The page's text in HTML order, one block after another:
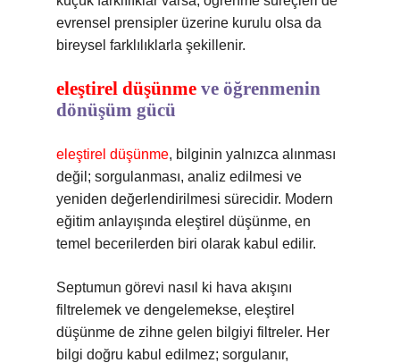
evrensel prensipler üzerine kurulu olsa da
bireysel farklılıklarla şekillenir.
eleştirel düşünme ve öğrenmenin
dönüşüm gücü
eleştirel düşünme, bilginin yalnızca alınması
değil; sorgulanması, analiz edilmesi ve
yeniden değerlendirilmesi sürecidir. Modern
eğitim anlayışında eleştirel düşünme, en
temel becerilerden biri olarak kabul edilir.
Septumun görevi nasıl ki hava akışını
filtrelemek ve dengelemekse, eleştirel
düşünme de zihne gelen bilgiyi filtreler. Her
bilgi doğru kabul edilmez; sorgulanır,